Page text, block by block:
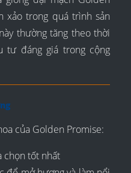
xảo trong quá trình sản
thường tăng theo thời
tư đáng giá trong cộng
của Golden Promise:
chọn tốt nhất